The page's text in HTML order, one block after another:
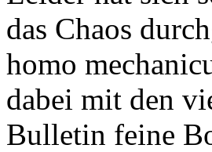
das Chaos
homo
dabei mit den
Bulletin feine